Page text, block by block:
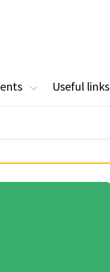
Useful links